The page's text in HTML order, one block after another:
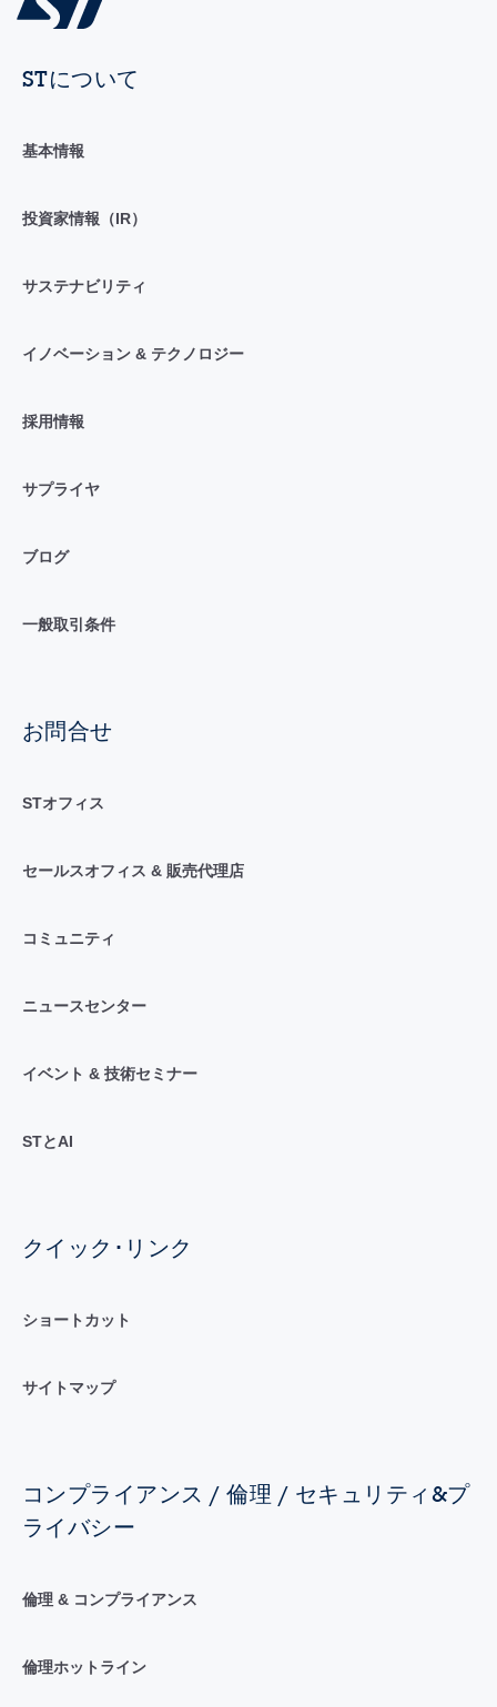
STについて
基本情報
投資家情報（IR）
サステナビリティ
イノベーション & テクノロジー
採用情報
サプライヤ
ブログ
一般取引条件
お問合せ
STオフィス
セールスオフィス & 販売代理店
コミュニティ
ニュースセンター
イベント & 技術セミナー
STとAI
クイック･リンク
ショートカット
サイトマップ
コンプライアンス / 倫理 / セキュリティ&プ
ライバシー
倫理 & コンプライアンス
倫理ホットライン